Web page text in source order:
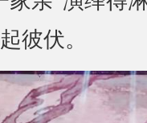
彼伏。